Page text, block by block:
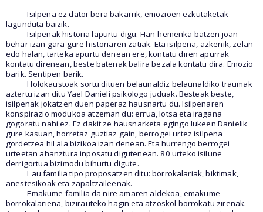
Isilpena ez dator bera bakarrik, emozioen ezkutaketak
lagunduta baizik.
Isilpenak historia lapurtu digu. Han-hemenka batzen joan
behar izan gara gure historiaren zatiak. Eta isilpena, azkenik, zelan
edo halan, tarteka apurtu denean ere, kontatu diren apurrak
kontatu direnean, beste batenak balira bezala kontatu dira. Emozio
barik. Sentipen barik.
Holokaustoak sortu dituen belaunaldiz belaunaldiko traumak
aztertu izan ditu Yael Danieli psikologo juduak. Besteak beste,
isilpenak jokatzen duen paperaz hausnartu du. Isilpenaren
konspirazio modukoa atzeman du: errua, lotsa eta iragana
gogoratu nahi ez. Ez dakit ze hausnarketa egingo lukeen Danielik
gure kasuan, horretaz guztiaz gain, berrogei urtez isilpena
gordetzea hil ala bizikoa izan denean. Eta hurrengo berrogei
urteetan ahanztura inposatu digutenean. 80 urteko isilune
derrigortua bizimodu bihurtu digute.
Lau familia tipo proposatzen ditu: borrokalariak, biktimak,
anestesikoak eta zapaltzaileenak.
Emakume familia da nire amaren aldekoa, emakume
borrokalariena, bizirauteko hagin eta atzoskol borrokatu zirenak.